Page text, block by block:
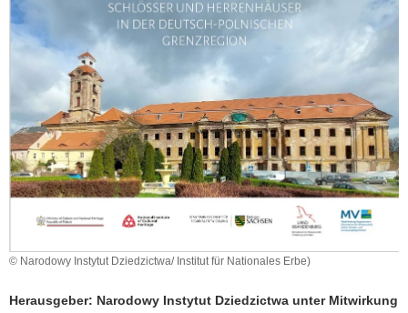
v
t
i
o
n
© Narodowy Instytut Dziedzictwa/ Institut für Nationales Erbe)
Herausgeber: Narodowy Instytut Dziedzictwa unter Mitwirkung